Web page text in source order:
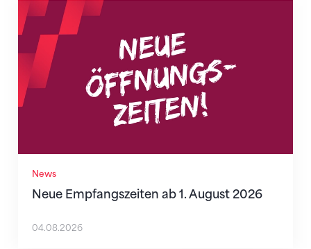
News
Neue Empfangszeiten ab 1. August 2026
Neue Empfangszeiten ab 1. August 2026
04.08.2026